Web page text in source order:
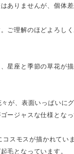
ありませんが、個体
ご理解のほどよろし
星座と季節の草花が
が、表面いっぱいに
ージャスな仕様となっ
スモスが描かれていま
毛となっています。